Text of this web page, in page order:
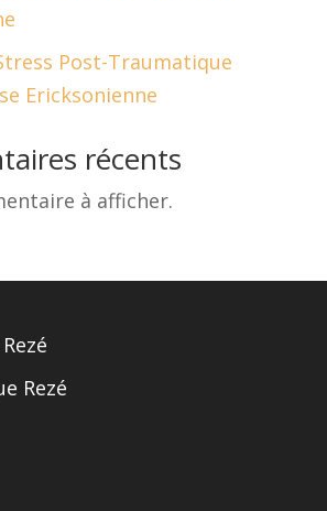
Post-Traumatique
Ericksonienne
récents
à afficher.
Rezé